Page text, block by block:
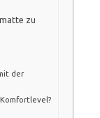
zu
der